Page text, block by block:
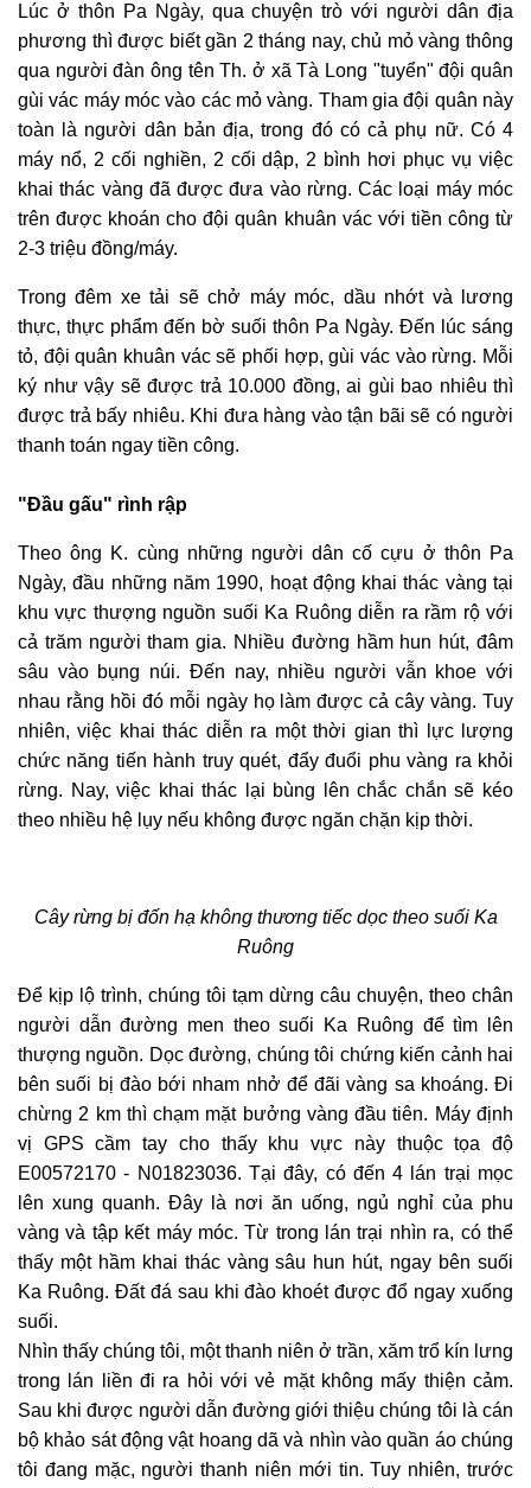
Lúc ở thôn Pa Ngày, qua chuyện trò với người dân địa
phương thì được biết gần 2 tháng nay, chủ mỏ vàng thông
qua người đàn ông tên Th. ở xã Tà Long "tuyển" đội quân
gùi vác máy móc vào các mỏ vàng. Tham gia đội quân này
toàn là người dân bản địa,trong đó có cả phụ nữ. Có 4
máy nổ, 2 cối nghiền, 2 cối dập, 2 bình hơi phục vụ việc
khai thác vàng đã được đưa vào rừng. Các loại máy móc
trên được khoán cho đội quân khuân vác với tiền công từ
2-3 triệu đồng/máy.
Trong đêm xe tải sẽ chở máy móc, dầu nhớt và lương
thực, thực phẩm đến bờ suối thôn Pa Ngày. Đến lúc sáng
tỏ, đội quân khuân vác sẽ phối hợp, gùi vác vào rừng. Mỗi
ký như vậy sẽ được trả 10.000 đồng, ai gùi bao nhiêu thì
được trả bấy nhiêu. Khi đưa hàng vào tận bãi sẽ có người
thanh toán ngay tiền công.
"Đầu gấu" rình rập
Theo ông K. cùng những người dân cố cựu ở thôn Pa
Ngày, đầu những năm 1990, hoạt động khai thác vàng tại
khu vực thượng nguồn suối Ka Ruông diễn ra rầm rộ với
cả trăm người tham gia. Nhiều đường hầm hun hút, đâm
sâu vào bụng núi. Đến nay, nhiều người vẫn khoe với
nhau rằng hồi đó mỗi ngày họ làm được cả cây vàng. Tuy
nhiên, việc khai thác diễn ra một thời gian thì lực lượng
chức năng tiến hành truy quét, đẩy đuổi phu vàng ra khỏi
rừng. Nay, việc khai thác lại bùng lên chắc chắn sẽ kéo
theo nhiều hệ lụy nếu không được ngăn chặn kịp thời.
Cây rừng bị đốn hạ không thương tiếc dọc theo suối Ka
Ruông
Để kịp lộ trình, chúng tôi tạm dừng câu chuyện, theo chân
người dẫn đường men theo suối Ka Ruông để tìm lên
thượng nguồn. Dọc đường, chúng tôi chứng kiến cảnh hai
bên suối bị đào bới nham nhở để đãi vàng sa khoáng. Đi
chừng 2 km thì chạm mặt bưởng vàng đầu tiên. Máy định
vị GPS cầm tay cho thấy khu vực này thuộc tọa độ
E00572170 - N01823036. Tại đây, có đến 4 lán trại mọc
lên xung quanh. Đây là nơi ăn uống, ngủ nghỉ của phu
vàng và tập kết máy móc. Từ trong lán trại nhìn ra, có thể
thấy một hầm khai thác vàng sâu hun hút, ngay bên suối
Ka Ruông. Đất đá sau khi đào khoét được đổ ngay xuống
suối.
Nhìn thấy chúng tôi, một thanh niên ở trần, xăm trổ kín lưng
trong lán liền đi ra hỏi với vẻ mặt không mấy thiện cảm.
Sau khi được người dẫn đường giới thiệu chúng tôi là cán
bộ khảo sát động vật hoang dã và nhìn vào quần áo chúng
tôi đang mặc, người thanh niên mới tin. Tuy nhiên, trước